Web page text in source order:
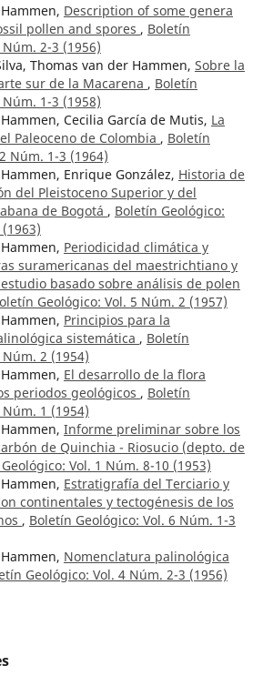
Description of some genera
pollen and spores , Boletín
2-3 (1956)
Thomas van der Hammen, Sobre la
sur de la Macarena , Boletín
1-3 (1958)
Cecilia García de Mutis, La
Paleoceno de Colombia , Boletín
Núm. 1-3 (1964)
Enrique González, Historia de
del Pleistoceno Superior y del
de Bogotá , Boletín Geológico:
Periodicidad climática y
suramericanas del maestrichtiano y
basado sobre análisis de polen
Geológico: Vol. 5 Núm. 2 (1957)
Principios para la
sistemática , Boletín
2 (1954)
El desarrollo de la flora
periodos geológicos , Boletín
1 (1954)
Informe preliminar sobre los
de Quinchia - Riosucio (depto. de
Vol. 1 Núm. 8-10 (1953)
Estratigrafía del Terciario y
continentales y tectogénesis de los
, Boletín Geológico: Vol. 6 Núm. 1-3
Nomenclatura palinológica
Geológico: Vol. 4 Núm. 2-3 (1956)